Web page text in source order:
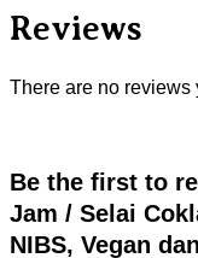
Reviews
There are no reviews
Be the first to
Jam / Selai
NIBS, Vegan